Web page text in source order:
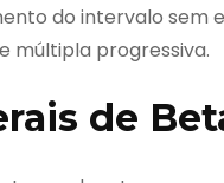
do intervalo sem
múltipla progressiva.
de